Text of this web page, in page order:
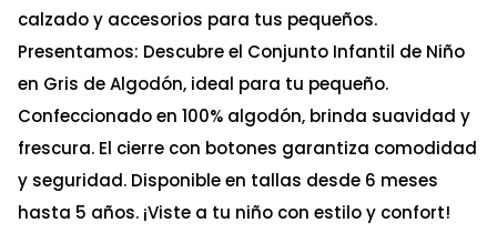
calzado y accesorios para tus pequeños.
Presentamos: Descubre el Conjunto Infantil de Niño
en Gris de Algodón, ideal para tu pequeño.
Confeccionado en 100% algodón, brinda suavidad y
frescura. El cierre con botones garantiza comodidad
y seguridad. Disponible en tallas desde 6 meses
hasta 5 años. ¡Viste a tu niño con estilo y confort!